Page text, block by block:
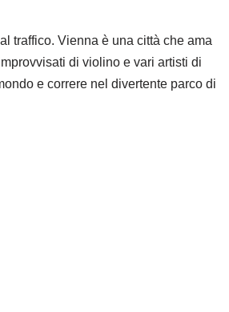
traffico. Vienna è una città che ama
di violino e vari artisti di
e correre nel divertente parco di